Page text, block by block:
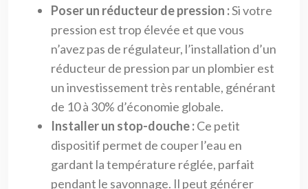
Poser un réducteur de pression :Si votre
pression est trop élevée et que vous
n’avez pas de régulateur, l’installation d’un
réducteur de pression par un plombier est
un investissement très rentable, générant
de 10 à 30% d’économie globale.
Installer un stop-douche :Ce petit
dispositif permet de couper l’eau en
gardant la température réglée, parfait
pendant le savonnage. Il peut générer